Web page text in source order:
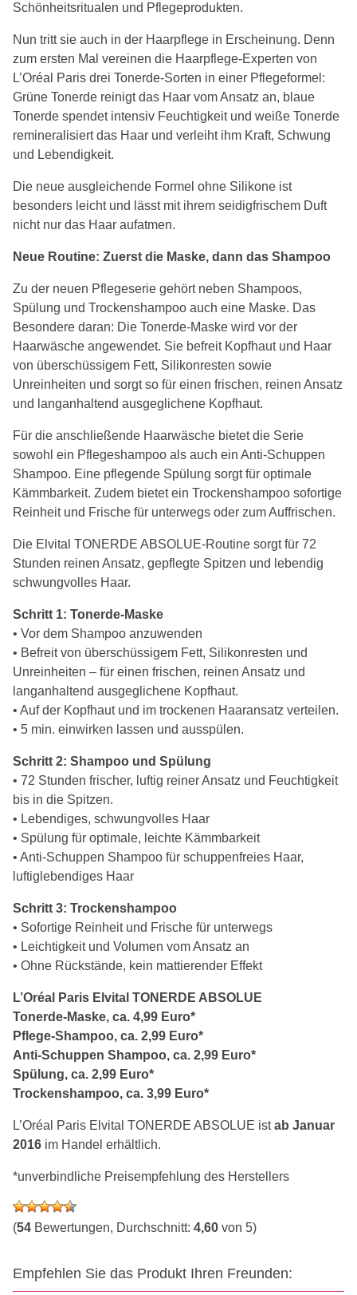
Schönheitsritualen und Pflegeprodukten.
Nun tritt sie auch in der Haarpflege in Erscheinung. Denn
zum ersten Mal vereinen die Haarpflege-Experten von
L’Oréal Paris drei Tonerde-Sorten in einer Pflegeformel:
Grüne Tonerde reinigt das Haar vom Ansatz an, blaue
Tonerde spendet intensiv Feuchtigkeit und weiße Tonerde
remineralisiert das Haar und verleiht ihm Kraft, Schwung
und Lebendigkeit.
Die neue ausgleichende Formel ohne Silikone ist
besonders leicht und lässt mit ihrem seidigfrischem Duft
nicht nur das Haar aufatmen.
Neue Routine: Zuerst die Maske, dann das Shampoo
Zu der neuen Pflegeserie gehört neben Shampoos,
Spülung und Trockenshampoo auch eine Maske. Das
Besondere daran: Die Tonerde-Maske wird vor der
Haarwäsche angewendet. Sie befreit Kopfhaut und Haar
von überschüssigem Fett, Silikonresten sowie
Unreinheiten und sorgt so für einen frischen, reinen Ansatz
und langanhaltend ausgeglichene Kopfhaut.
Für die anschließende Haarwäsche bietet die Serie
sowohl ein Pflegeshampoo als auch ein Anti-Schuppen
Shampoo. Eine pflegende Spülung sorgt für optimale
Kämmbarkeit. Zudem bietet ein Trockenshampoo sofortige
Reinheit und Frische für unterwegs oder zum Auffrischen.
Die Elvital TONERDE ABSOLUE-Routine sorgt für 72
Stunden reinen Ansatz, gepflegte Spitzen und lebendig
schwungvolles Haar.
Schritt 1: Tonerde-Maske
• Vor dem Shampoo anzuwenden
• Befreit von überschüssigem Fett, Silikonresten und
Unreinheiten – für einen frischen, reinen Ansatz und
langanhaltend ausgeglichene Kopfhaut.
• Auf der Kopfhaut und im trockenen Haaransatz verteilen.
• 5 min. einwirken lassen und ausspülen.
Schritt 2: Shampoo und Spülung
• 72 Stunden frischer, luftig reiner Ansatz und Feuchtigkeit
bis in die Spitzen.
• Lebendiges, schwungvolles Haar
• Spülung für optimale, leichte Kämmbarkeit
• Anti-Schuppen Shampoo für schuppenfreies Haar,
luftiglebendiges Haar
Schritt 3: Trockenshampoo
• Sofortige Reinheit und Frische für unterwegs
• Leichtigkeit und Volumen vom Ansatz an
• Ohne Rückstände, kein mattierender Effekt
L’Oréal Paris Elvital TONERDE ABSOLUE
Tonerde-Maske, ca. 4,99 Euro*
Pflege-Shampoo, ca. 2,99 Euro*
Anti-Schuppen Shampoo, ca. 2,99 Euro*
Spülung, ca. 2,99 Euro*
Trockenshampoo, ca. 3,99 Euro*
L’Oréal Paris Elvital TONERDE ABSOLUE istab Januar
2016 im Handel erhältlich.
*unverbindliche Preisempfehlung des Herstellers
(54 Bewertungen, Durchschnitt: 4,60 von 5)
Empfehlen Sie das Produkt Ihren Freunden: